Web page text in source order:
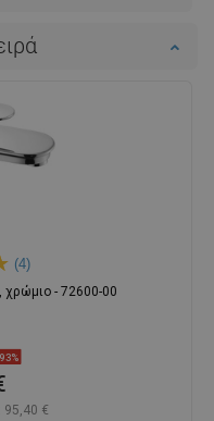
(4)
χρώμιο - 72600-00
95,40 €